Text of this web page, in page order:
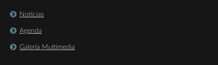
Noticias
Agenda
Galería Multimedia